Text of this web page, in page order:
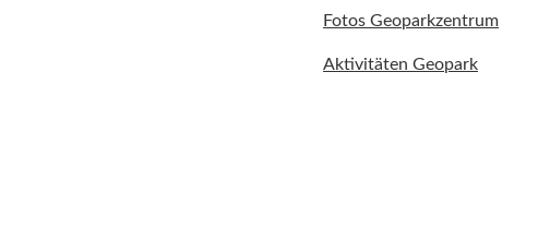
Fotos Geoparkzentrum
Aktivitäten Geopark